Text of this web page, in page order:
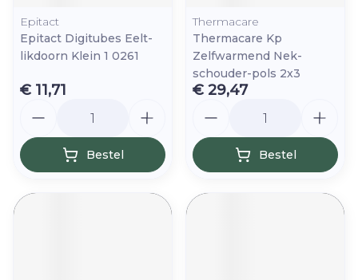
Epitact
Epitact Digitubes Eelt-
likdoorn Klein 1 0261
€ 11,71
Bestel
Thermacare
Thermacare Kp
Zelfwarmend Nek-
schouder-pols 2x3
€ 29,47
Bestel